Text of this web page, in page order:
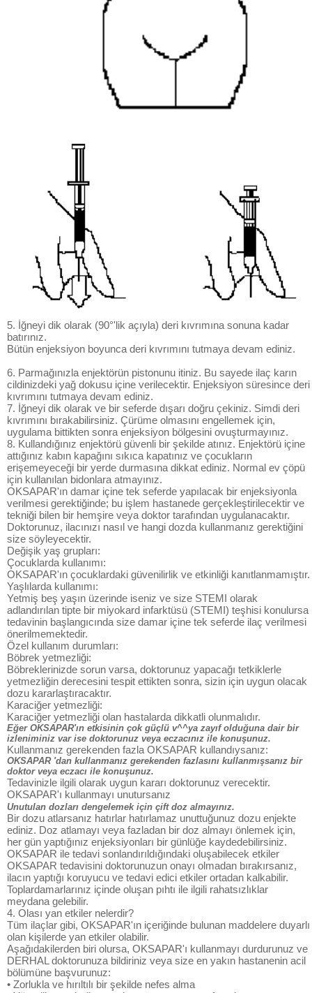
5. İğneyi dik olarak (90°'lik açıyla) deri kıvrımına sonuna kadar
batırınız.
Bütün enjeksiyon boyunca deri kıvrımını tutmaya devam ediniz.
6. Parmağınızla enjektörün pistonunu itiniz. Bu sayede ilaç karın
cildinizdeki yağ dokusu içine verilecektir. Enjeksiyon süresince deri
kıvrımını tutmaya devam ediniz.
7. İğneyi dik olarak ve bir seferde dışarı doğru çekiniz. Simdi deri
kıvrımını bırakabilirsiniz. Çürüme olmasını engellemek için,
uygulama bittikten sonra enjeksiyon bölgesini ovuşturmayınız.
8. Kullandığınız enjektörü güvenli bir şekilde atınız. Enjektörü içine
attığınız kabın kapağını sıkıca kapatınız ve çocukların
erişemeyeceği bir yerde durmasına dikkat ediniz. Normal ev çöpü
için kullanılan bidonlara atmayınız.
OKSAPAR'ın damar içine tek seferde yapılacak bir enjeksiyonla
verilmesi gerektiğinde; bu işlem hastanede gerçekleştirilecektir ve
tekniği bilen bir hemşire veya doktor tarafından uygulanacaktır.
Doktorunuz, ilacınızı nasıl ve hangi dozda kullanmanız gerektiğini
size söyleyecektir.
Değişik yaş grupları:
Çocuklarda kullanımı:
OKSAPAR'ın çocuklardaki güvenilirlik ve etkinliği kanıtlanmamıştır.
Yaşlılarda kullanımı:
Yetmiş beş yaşın üzerinde iseniz ve size STEMI olarak
adlandırılan tipte bir miyokard infarktüsü (STEMI) teşhisi konulursa
tedavinin başlangıcında size damar içine tek seferde ilaç verilmesi
önerilmemektedir.
Özel kullanım durumları:
Böbrek yetmezliği:
Böbreklerinizde sorun varsa, doktorunuz yapacağı tetkiklerle
yetmezliğin derecesini tespit ettikten sonra, sizin için uygun olacak
dozu kararlaştıracaktır.
Karaciğer yetmezliği:
Karaciğer yetmezliği olan hastalarda dikkatli olunmalıdır.
Eğer OKSAPAR'ın etkisinin çok güçlü v^^ya zayıf olduğuna dair bir
izleniminiz var ise doktorunuz veya eczacınız ile konuşunuz.
Kullanmanız gerekenden fazla OKSAPAR kullandıysanız:
OKSAPAR 'dan kullanmanız gerekenden fazlasını kullanmışsanız bir
doktor veya eczacı ile konuşunuz.
Tedavinizle ilgili olarak uygun kararı doktorunuz verecektir.
OKSAPAR'ı kullanmayı unutursanız
Unutulan dozları dengelemek için çift doz almayınız.
Bir dozu atlarsanız hatırlar hatırlamaz unuttuğunuz dozu enjekte
ediniz. Doz atlamayı veya fazladan bir doz almayı önlemek için,
her gün yaptığınız enjeksiyonları bir günlüğe kaydedebilirsiniz.
OKSAPAR ile tedavi sonlandırıldığındaki oluşabilecek etkiler
OKSAPAR tedavisini doktorunuzun onayı olmadan bırakırsanız,
ilacın yaptığı koruyucu ve tedavi edici etkiler ortadan kalkabilir.
Toplardamarlarınız içinde oluşan pıhtı ile ilgili rahatsızlıklar
meydana gelebilir.
4. Olası yan etkiler nelerdir?
Tüm ilaçlar gibi, OKSAPAR'ın içeriğinde bulunan maddelere duyarlı
olan kişilerde yan etkiler olabilir.
Aşağıdakilerden biri olursa, OKSAPAR'ı kullanmayı durdurunuz ve
DERHAL doktorunuza bildiriniz veya size en yakın hastanenin acil
bölümüne başvurunuz:
• Zorlukla ve hırıltılı bir şekilde nefes alma